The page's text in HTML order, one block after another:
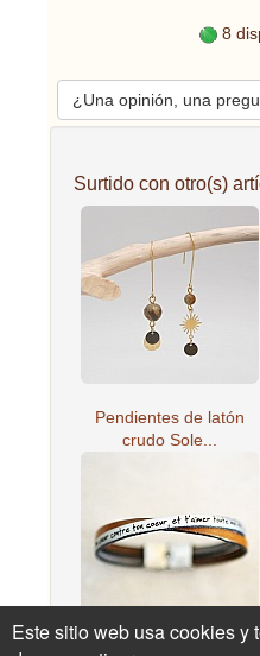
8
¿Una opinión, una
Surtido con otro(s)
Pendientes de latón
crudo Sole...
Este sitio web usa cookies y